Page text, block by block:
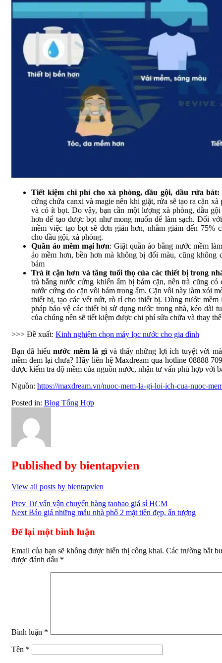
Tiết kiệm chi phí cho xà phòng, dầu gội, dầu rửa bát:
cứng chứa canxi và magie nên khi giặt, rửa sẽ tạo ra cặn xà
và có ít bọt. Do vậy, bạn cần một lượng xà phòng, dầu gội
hơn để tạo được bọt như mong muốn để làm sạch. Đối
mềm việc tạo bọt sẽ đơn giản hơn, nhằm giảm đến 75%
cho dầu gội, xà phòng.
Quần áo mềm mại hơn: Giặt quần áo bằng nước mềm
áo mềm hơn, bền hơn mà không bị đổi màu, cũng không
bám
Trà ít cặn hơn và tăng tuổi thọ của các thiết bị trong
trà bằng nước cứng khiến ấm bị bám cặn, nên trà cũng có
nước cứng do cặn vôi bám trong ấm. Cặn vôi này làm xói
thiết bị, tạo các vết nứt, rò rỉ cho thiết bị. Dùng nước mềm
pháp bảo vệ các thiết bị sử dụng nước trong nhà, kéo dài
của chúng nên sẽ tiết kiệm được chi phí sửa chữa và thay
>>> Đề xuất: Kinh nghiệm chọn máy lọc nước cho gia đình
Bạn đã hiểunước mềm là gìvà thấy những lợi ích tuyệt vời
mềm đem lại chưa? Hãy liên hệ Maxdream qua hotline 08888
được kiểm tra độ mềm của nguồn nước, nhận tư vấn phù hợp với
Nguồn: https://maxdream.vn/nuoc-mem-la-gi-loi-ich-cua-nuoc-
Posted in: Blog Tổng Hợp
Published by bientapvien
View all posts by bientapvien
Điều
hướng
bài
viết
Prev Tư vấn vận chuyển hàng taobao giá sỉ HCM
Next Báo giá những mẫu nhà phố 2 mặt tiền đẹp, ấn tượng
Để lại một bình luận
Email của bạn sẽ không được hiển thị công khai. Các trường bắt
được đánh dấu *
Bình luận *
Tên *